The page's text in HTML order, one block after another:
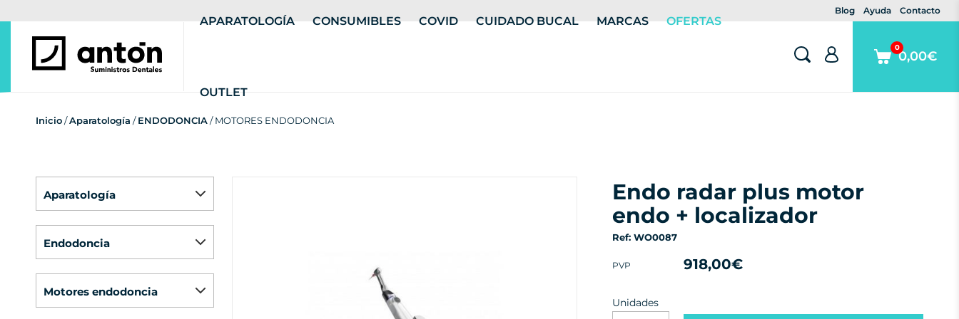
Blog Ayuda Contacto
APARATOLOGÍA CONSUMIBLES COVID CUIDADO BUCAL MARCAS OFERTAS
OUTLET
0,00€
0
Inicio/Aparatología /ENDODONCIA/ MOTORES ENDODONCIA
aparatología
endodoncia
motores endodoncia
endo radar plus motor
endo + localizador
Ref: WO0087
PVP 918,00€
Unidades